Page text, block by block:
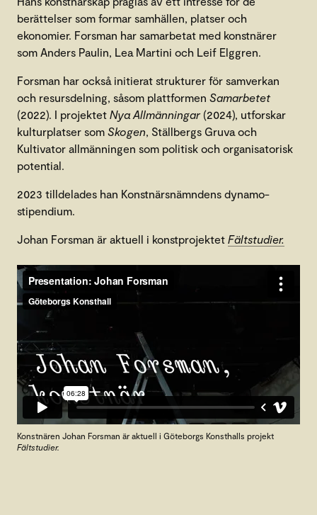
berättelser som formar samhällen, platser och
ekonomier. Forsman har samarbetat med konstnärer
som Anders Paulin, Lea Martini och Leif Elggren.
Forsman har också initierat strukturer för samverkan
och resursdelning, såsom plattformen Samarbetet
(2022). I projektet Nya Allmänningar(2024), utforskar
kulturplatser som Skogen, Ställbergs Gruva och
Kultivator allmänningen som politisk och organisatorisk
potential.
2023 tilldelades han Konstnärsnämndens dynamo-
stipendium.
Johan Forsman är aktuell i konstprojektet Fältstudier.
Konstnären Johan Forsman är aktuell i Göteborgs Konsthalls projekt
Fältstudier.